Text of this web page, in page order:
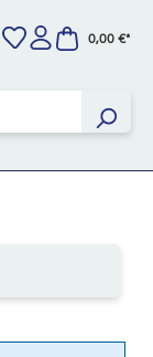
0,00 €*